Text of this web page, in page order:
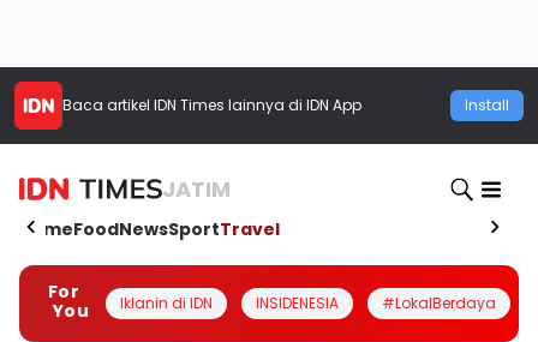
Baca artikel IDN Times lainnya di IDN App Install
JATIM
HomeFoodNewsSportTravel
For
You
Iklanin di IDN INSIDENESIA #LokalBerdaya